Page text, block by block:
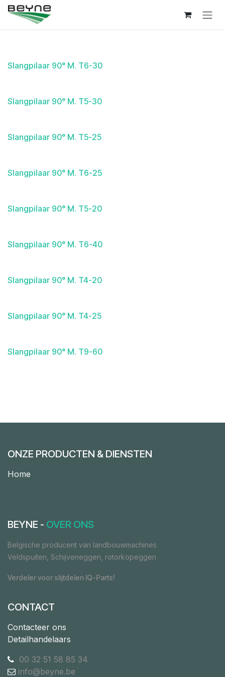
Overslaan naar inhoud
Slangpilaar 90° M. T6-30
Slangpilaar 90° M. T5-30
Slangpilaar 90° M. T5-25
Slangpilaar 90° M. T6-25
Slangpilaar 90° M. T5-20
Slangpilaar 90° M. T6-40
Slangpilaar 90° M. T4-20
Slangpilaar 90° M. T4-25
Slangpilaar 90° M. T9-60
ONZE PRODUCTEN & DIENSTEN
Home
BEYNE - OVER ONS
Belgische producent van landbouwmachines
Veldspuiten, Schijveneggen, rotorkopeggen
Verdeler voor slijtdelen IQ-Parts!
CONTACT
Contacteer ons
Detailhandelaars
00 32 51 58 85 34
info@beyne.be